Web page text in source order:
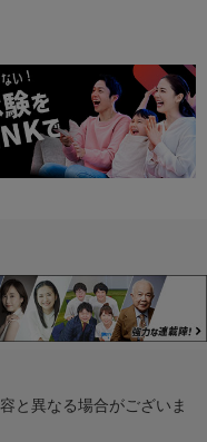
と異なる場合がございま